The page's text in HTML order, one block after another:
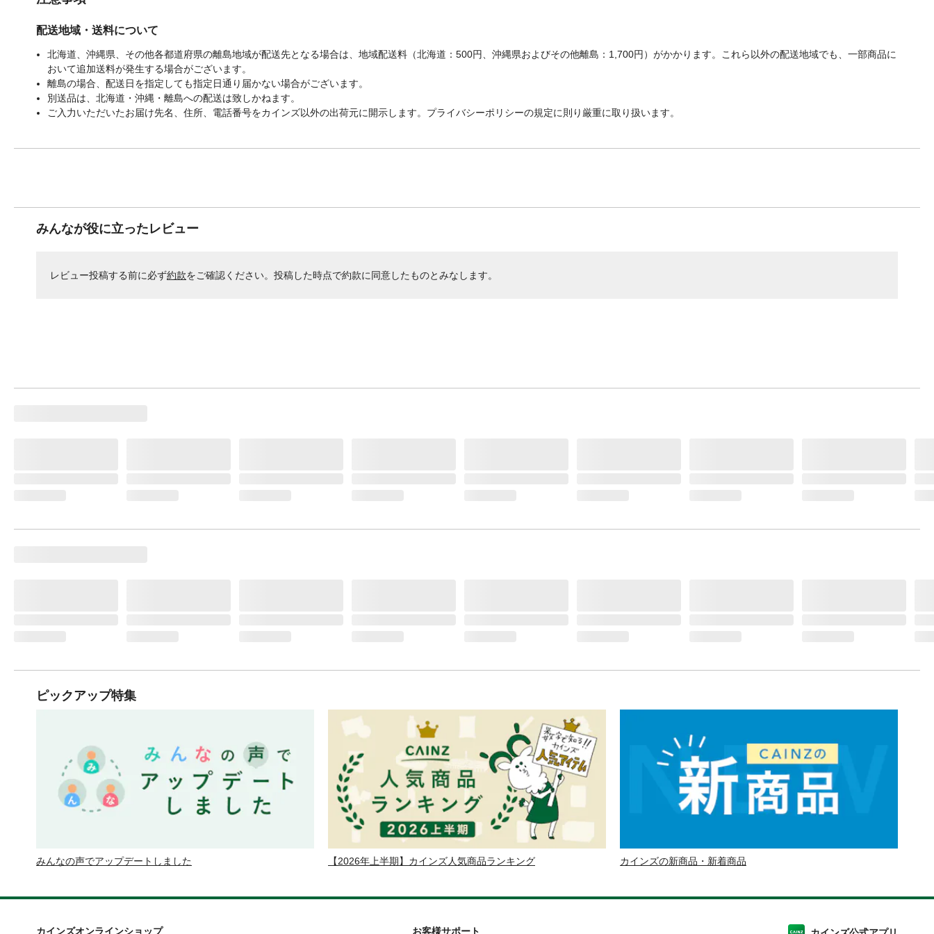
配送地域・送料について
北海道、沖縄県、その他各都道府県の離島地域が配送先となる場合は、地域配送料（北海道：500円、沖縄県およびその他離島：1,700円）がかかります。これら以外の配送地域でも、一部商品に
おいて追加送料が発生する場合がございます。
離島の場合、配送日を指定しても指定日通り届かない場合がございます。
別送品は、北海道・沖縄・離島への配送は致しかねます。
ご入力いただいたお届け先名、住所、電話番号をカインズ以外の出荷元に開示します。プライバシーポリシーの規定に則り厳重に取り扱います。
みんなが役に立ったレビュー
レビュー投稿する前に必ず約款をご確認ください。投稿した時点で約款に同意したものとみなします。
ピックアップ特集
みんなの声でアップデートしました 【2026年上半期】カインズ人気商品ランキング カインズの新商品・新着商品
カインズオンラインショップ お客様サポート